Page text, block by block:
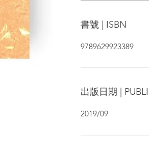
書號 | ISBN
9789629923389
出版日期 |
2019/09